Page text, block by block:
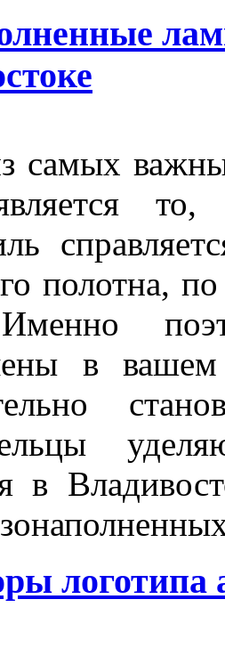
самых
то,
полотна,
в
в
логотипа